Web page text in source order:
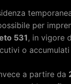
per
531, in vigore
o
a partire da